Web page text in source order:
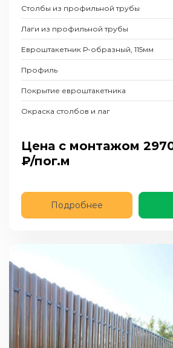
Столбы из профильной трубы
Лаги из профильной трубы
Евроштакетник Р-образный, 115мм
Профиль
Покрытие евроштакетника
Окраска столбов и лаг
Цена с монтажом
₽/пог.м
Подробнее